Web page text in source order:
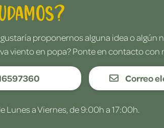
proponernos alguna idea o algún
viento en popa? Ponte en contacto con
Correo
a Viernes, de 9:00h a 17:00h.